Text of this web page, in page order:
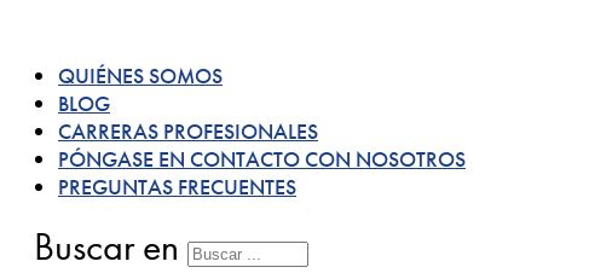
QUIÉNES SOMOS
BLOG
CARRERAS PROFESIONALES
PÓNGASE EN CONTACTO CON NOSOTROS
PREGUNTAS FRECUENTES
Buscar en